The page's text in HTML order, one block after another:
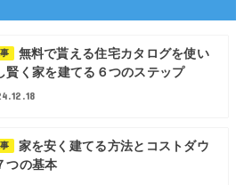
無料で貰える住宅カタログを使い
賢く家を建てる６つのステップ
家を安く建てる方法とコストダウ
つの基本